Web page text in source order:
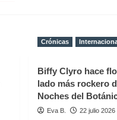
Crónicas
Biffy Clyro hace
lado más rockero
Noches del
Eva B. 22 julio 2026